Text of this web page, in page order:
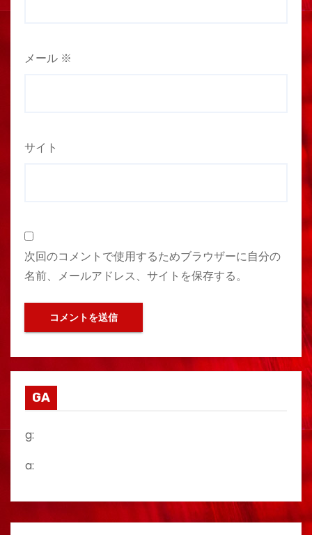
メール ※
サイト
次回のコメントで使用するためブラウザーに自分の
名前、メールアドレス、サイトを保存する。
GA
g:
a: